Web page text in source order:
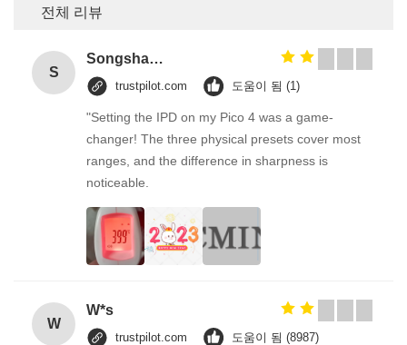
전체 리뷰
S
Songshang
trustpilot.com 도움이 됨 (1)
"Setting the IPD on my Pico 4 was a game-
changer! The three physical presets cover most
ranges, and the difference in sharpness is
noticeable.
W
W*s
trustpilot.com 도움이 됨 (8987)